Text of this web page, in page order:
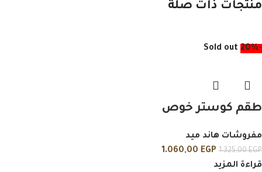
منتجات ذات صلة
-20%
Sold out
طقم كوستر خوص
مفروشات هاند ميد
1.325,00EGP
1.060,00 EGP
قراءة المزيد